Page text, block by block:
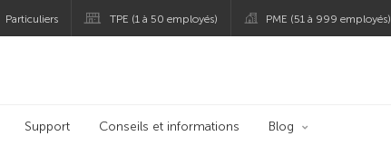
Particuliers TPE (1 à 50 employés) PME (51 à 999 employés)
Support Conseils et informations Blog